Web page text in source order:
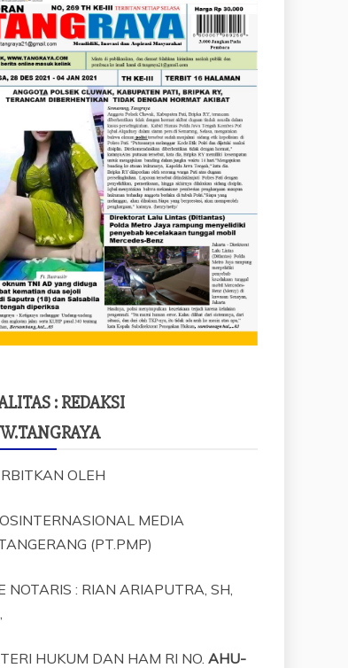
: REDAKSI
OLEH
MEDIA
(PT.PMP)
NOTARIS : RIAN ARIAPUTRA, SH,
HUKUM DAN HAM RI NO. AHU-